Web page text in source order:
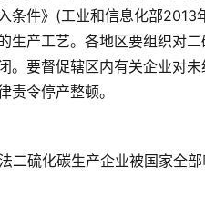
条件》(工业和信息化部
生产工艺。各地区要组织对
。要督促辖区内有关企业对
责令停产整顿。
硫化碳生产企业被国家全部